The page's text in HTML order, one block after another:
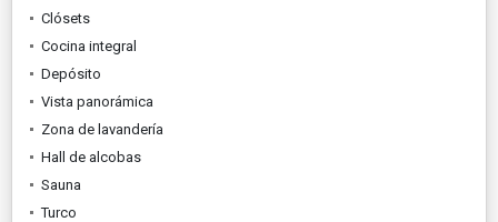
Clósets
Cocina integral
Depósito
Vista panorámica
Zona de lavandería
Hall de alcobas
Sauna
Turco